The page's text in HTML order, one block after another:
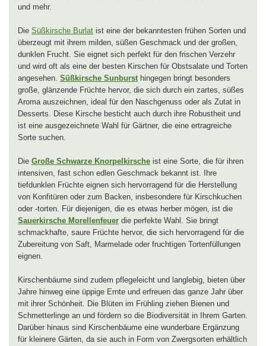
und mehr.
Die Süßkirsche Burlat ist eine der bekanntesten frühen Sorten und
überzeugt mit ihrem milden, süßen Geschmack und der großen,
dunklen Frucht. Sie eignet sich perfekt für den frischen Verzehr
und wird oft als eine der besten Kirschen für Obstsalate und Torten
angesehen. Süßkirsche Sunbursthingegen bringt besonders
große, glänzende Früchte hervor, die sich durch ein zartes, süßes
Aroma auszeichnen, ideal für den Naschgenuss oder als Zutat in
Desserts. Diese Kirsche besticht auch durch ihre Robustheit und
ist eine ausgezeichnete Wahl für Gärtner, die eine ertragreiche
Sorte suchen.
Die Große Schwarze Knorpelkirsche ist eine Sorte, die für ihren
intensiven, fast schon edlen Geschmack bekannt ist. Ihre
tiefdunklen Früchte eignen sich hervorragend für die Herstellung
von Konfitüren oder zum Backen, insbesondere für Kirschkuchen
oder -torten. Für diejenigen, die es etwas herber mögen, ist die
Sauerkirsche Morellenfeuer die perfekte Wahl. Sie bringt
schmackhafte, saure Früchte hervor, die sich hervorragend für die
Zubereitung von Saft, Marmelade oder fruchtigen Tortenfüllungen
eignen.
Kirschenbäume sind zudem pflegeleicht und langlebig, bieten über
Jahre hinweg eine üppige Ernte und erfreuen das ganze Jahr über
mit ihrer Schönheit. Die Blüten im Frühling ziehen Bienen und
Schmetterlinge an und fördern so die Biodiversität in Ihrem Garten.
Darüber hinaus sind Kirschenbäume eine wunderbare Ergänzung
für kleinere Gärten, da sie auch in Form von Zwergsorten erhältlich